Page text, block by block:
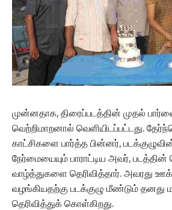
முன்னதாக, திரைப்படத்தின் முதல்
வெற்றிமாறனால் வெளியிடப்பட்டது.
காட்சிகளை பார்த்த பின்னர்,
நேர்மையையும் பாராட்டிய அவர்,
வாழ்த்துகளை தெரிவித்தார். அவரது
வழங்கியதற்கு படக்குழு மீண்டும் தனது
தெரிவித்துக் கொள்கிறது.